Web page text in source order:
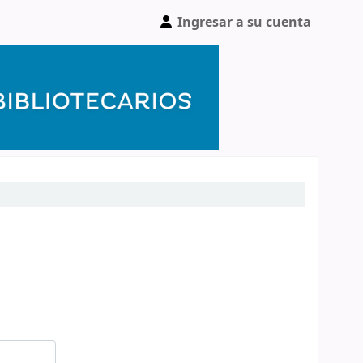
Ingresar a su cuenta